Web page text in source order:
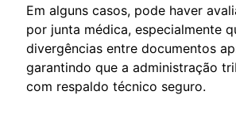
Em alguns casos, pode haver
por junta médica, especialmente
divergências entre documentos
garantindo que a administração
com respaldo técnico seguro.